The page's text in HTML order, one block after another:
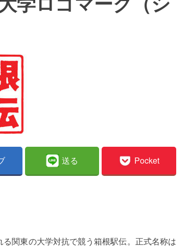
送る Pocket
関東の大学対抗で競う箱根駅伝。正式名称は